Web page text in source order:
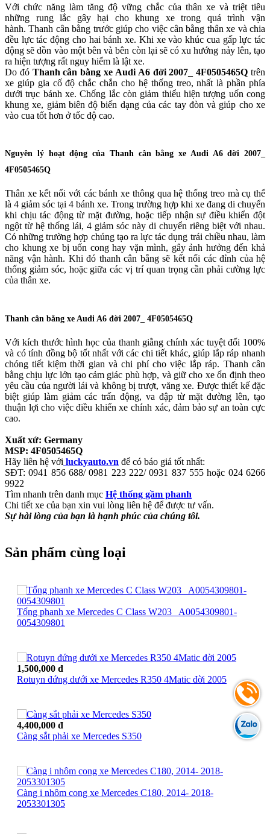
Với chức năng làm tăng độ vững chắc của thân xe và triệt tiêu
những rung lắc gây hại cho khung xe trong quá trình vận
hành. Thanh cân bằng trước giúp cho việc cân bằng thân xe và chia
đều lực tác động cho hai bánh xe. Khi xe vào khúc cua gấp lực tác
động sẽ dồn vào một bên và bên còn lại sẽ có xu hướng nảy lên, tạo
ra hiện tượng rất nguy hiểm là lật xe.
Do đó Thanh cân bằng xe Audi A6 đời 2007_ 4F0505465Q trên
xe giúp gia cố độ chắc chắn cho hệ thống treo, nhất là phần phía
dưới trục bánh xe. Chống lắc còn giảm thiểu hiện tượng uốn cong
khung xe, giảm biên độ biến dạng của các tay đòn và giúp cho xe
vào cua tốt hơn ở tốc độ cao.
Nguyên lý hoạt động của Thanh cân bằng xe Audi A6 đời 2007_
4F0505465Q
Thân xe kết nối với các bánh xe thông qua hệ thống treo mà cụ thể
là 4 giảm sóc tại 4 bánh xe. Trong trường hợp khi xe đang di chuyển
khi chịu tác động từ mặt đường, hoặc tiếp nhận sự điều khiển đột
ngột từ hệ thống lái, 4 giảm sóc này di chuyển riêng biệt với nhau.
Có những trường hợp chúng tạo ra lực tác dụng trái chiều nhau, làm
cho khung xe bị uốn cong hay vặn mình, gây ảnh hưởng đến khả
năng vận hành. Khi đó thanh cân bằng sẽ kết nối các đỉnh của hệ
thống giảm sóc, hoặc giữa các vị trí quan trọng cần phải cường lực
của thân xe.
Thanh cân bằng xe Audi A6 đời 2007_ 4F0505465Q
Với kích thước hình học của thanh giằng chính xác tuyệt đối 100%
và có tính đồng bộ tốt nhất với các chi tiết khác, giúp lắp ráp nhanh
chóng tiết kiệm thời gian và chi phí cho việc lắp ráp. Thanh cân
bằng chịu lực lớn tạo cảm giác phù hợp, và giữ cho xe ổn định theo
yêu cầu của người lái và không bị trượt, văng xe. Được thiết kế đặc
biệt giúp làm giảm các trấn động, va đập từ mặt đường lên, tạo
thuận lợi cho việc điều khiển xe chính xác, đảm bảo sự an toàn cực
cao.
Xuất xứ: Germany
MSP: 4F0505465Q
Hãy liên hệ với luckyauto.vn để có báo giá tốt nhất:
SĐT: 0941 856 688/ 0981 223 222/ 0931 837 555 hoặc 024 6266
9922
Tìm nhanh trên danh mục Hệ thống gầm phanh
Chi tiết xe của bạn xin vui lòng liên hệ để được tư vấn.
Sự hài lòng của bạn là hạnh phúc của chúng tôi.
Sản phẩm cùng loại
Tổng phanh xe Mercedes C Class W203_ A0054309801-
0054309801
1,500,000 đ
Rotuyn đứng dưới xe Mercedes R350 4Matic đời 2005
4,400,000 đ
Càng sắt phải xe Mercedes S350
Càng i nhôm cong xe Mercedes C180, 2014- 2018-
2053301305